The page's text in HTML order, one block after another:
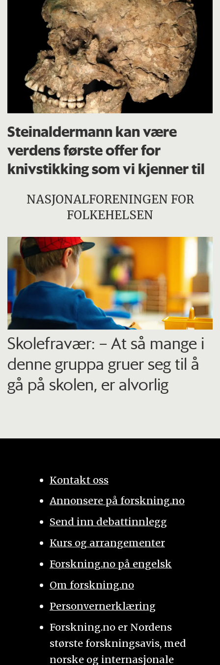
Steinaldermann kan være
verdens første offer for
knivstikking som vi kjenner til
NASJONALFORENINGEN FOR
FOLKEHELSEN
Skolefravær: – At så mange i
denne gruppa gruer seg til å
gå på skolen, er alvorlig
Kontakt oss
Annonsere på forskning.no
Send inn debattinnlegg
Kurs og arrangementer
Forskning.no på engelsk
Om forskning.no
Personvernerklæring
Forskning.no er Nordens
største forskningsavis, med
norske og internasjonale